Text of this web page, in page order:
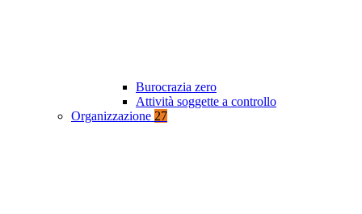
Burocrazia zero
Attività soggette a controllo
Organizzazione 27